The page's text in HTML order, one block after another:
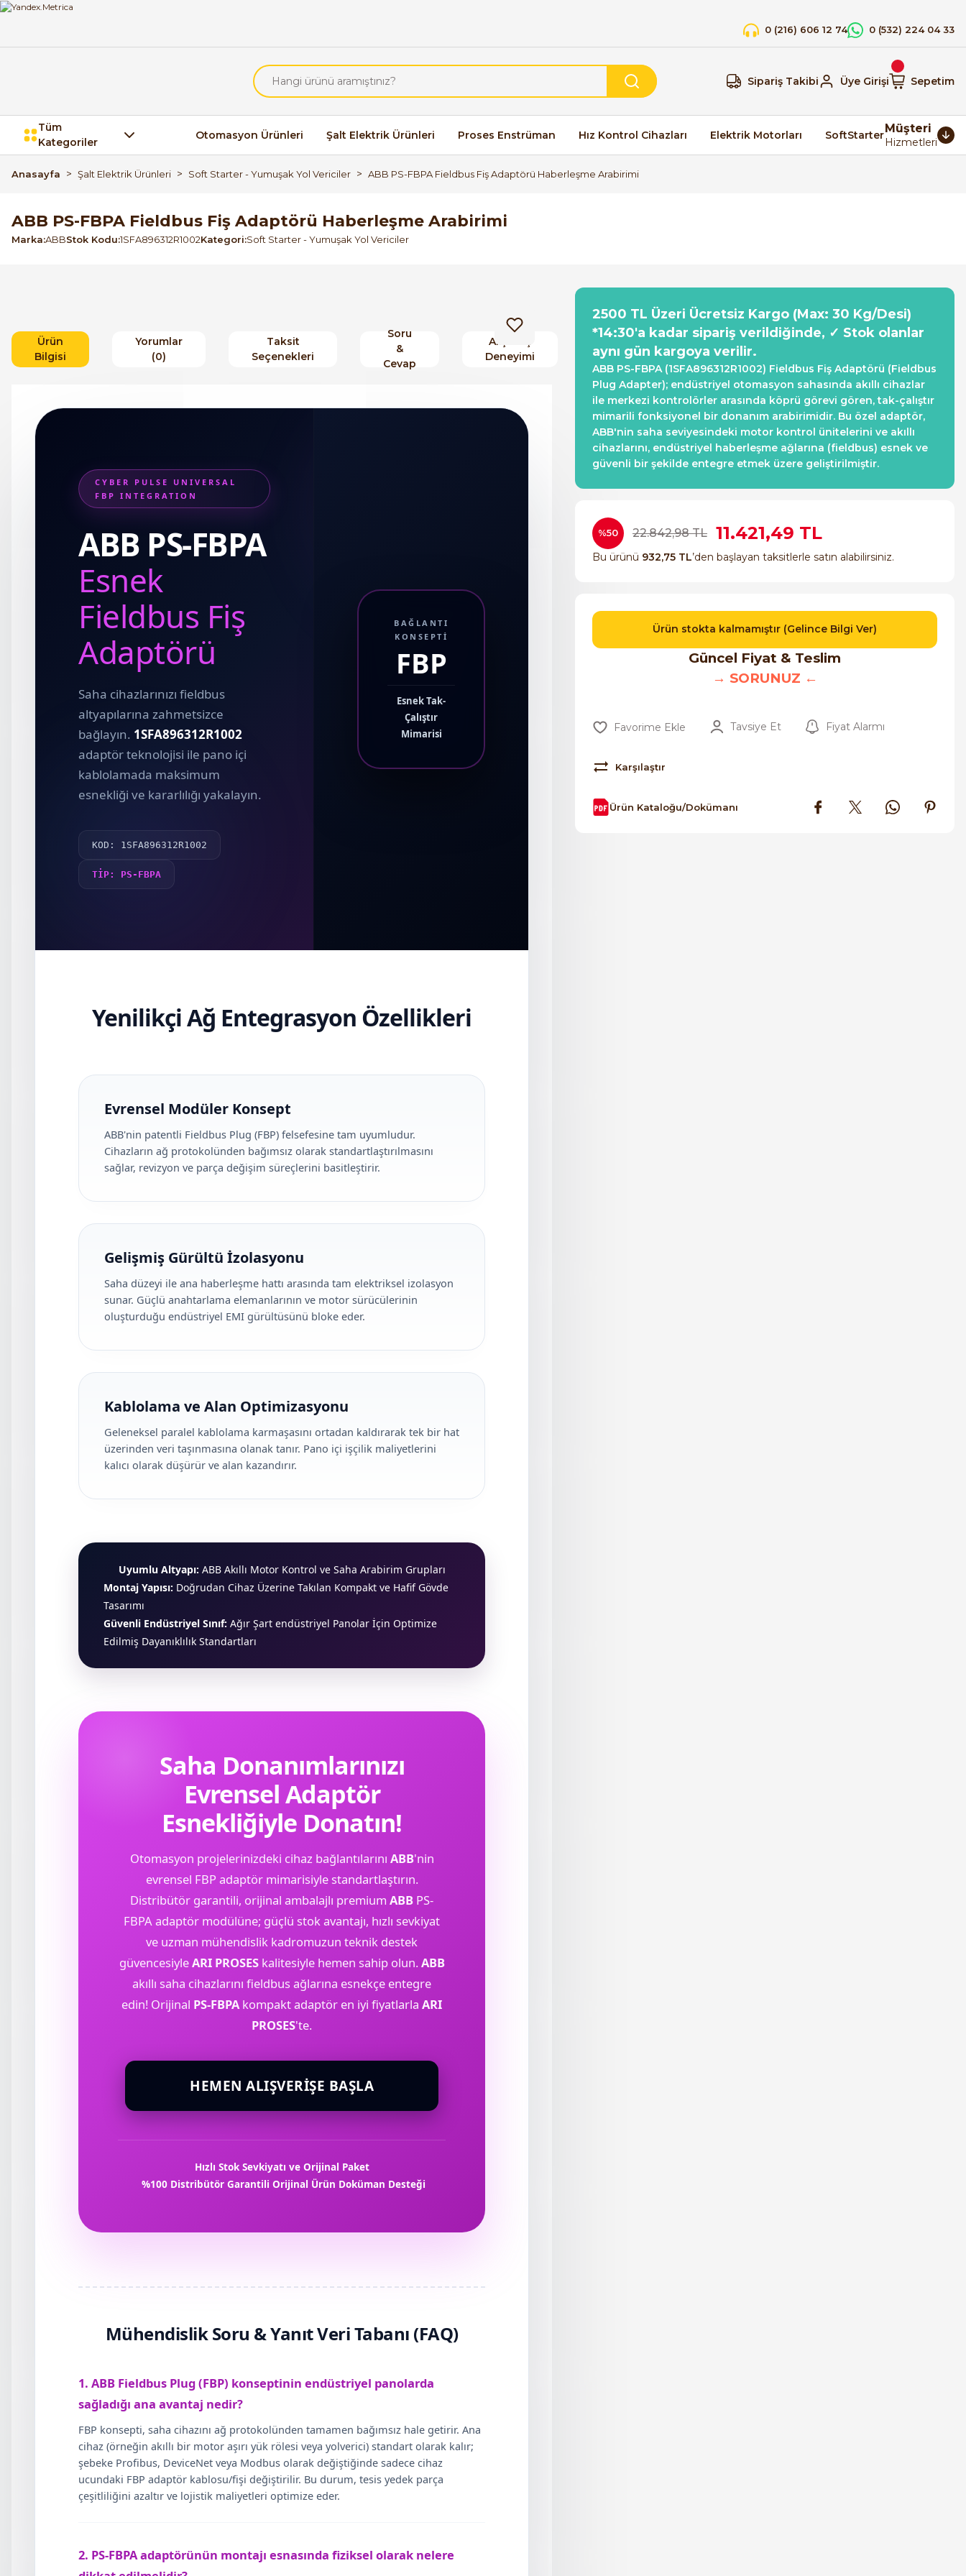
0 (216) 606 12 74 0 (532) 224 04 33
Sipariş Takibi Üye Girişi Sepetim
Tüm
Kategoriler
Otomasyon Ürünleri Şalt Elektrik Ürünleri Proses Enstrüman Hız Kontrol Cihazları Elektrik Motorları SoftStarterMüşteri
Hizmetleri
Anasayfa Şalt Elektrik Ürünleri Soft Starter - Yumuşak Yol Vericiler ABB PS-FBPA Fieldbus Fiş Adaptörü Haberleşme Arabirimi
ABB PS-FBPA Fieldbus Fiş Adaptörü Haberleşme Arabirimi
Marka ABBStok Kodu 1SFA896312R1002Kategori Soft Starter - Yumuşak Yol Vericiler
Ürün
Bilgisi
Yorumlar
(0)
Taksit
Seçenekleri
Soru
&
Cevap
Alışveriş
Deneyimi
CYBER PULSE UNIVERSAL
FBP INTEGRATION
ABB PS-FBPA
Esnek
Fieldbus Fiş
Adaptörü
Saha cihazlarınızı fieldbus
altyapılarına zahmetsizce
bağlayın. 1SFA896312R1002
adaptör teknolojisi ile pano içi
kablolamada maksimum
esnekliği ve kararlılığı yakalayın.
KOD: 1SFA896312R1002
TİP: PS-FBPA
BAĞLANTI
KONSEPTI
FBP
Esnek Tak-
Çalıştır
Mimarisi
Yenilikçi Ağ Entegrasyon Özellikleri
Evrensel Modüler Konsept
ABB'nin patentli Fieldbus Plug (FBP) felsefesine tam uyumludur.
Cihazların ağ protokolünden bağımsız olarak standartlaştırılmasını
sağlar, revizyon ve parça değişim süreçlerini basitleştirir.
Gelişmiş Gürültü İzolasyonu
Saha düzeyi ile ana haberleşme hattı arasında tam elektriksel izolasyon
sunar. Güçlü anahtarlama elemanlarının ve motor sürücülerinin
oluşturduğu endüstriyel EMI gürültüsünü bloke eder.
Kablolama ve Alan Optimizasyonu
Geleneksel paralel kablolama karmaşasını ortadan kaldırarak tek bir hat
üzerinden veri taşınmasına olanak tanır. Pano içi işçilik maliyetlerini
kalıcı olarak düşürür ve alan kazandırır.
Uyumlu Altyapı: ABB Akıllı Motor Kontrol ve Saha Arabirim Grupları
Montaj Yapısı: Doğrudan Cihaz Üzerine Takılan Kompakt ve Hafif Gövde
Tasarımı
Güvenli Endüstriyel Sınıf: Ağır Şart endüstriyel Panolar İçin Optimize
Edilmiş Dayanıklılık Standartları
Saha Donanımlarınızı
Evrensel Adaptör
Esnekliğiyle Donatın!
Otomasyon projelerinizdeki cihaz bağlantılarını ABB'nin
evrensel FBP adaptör mimarisiyle standartlaştırın.
Distribütör garantili, orijinal ambalajlı premium ABB PS-
FBPA adaptör modülüne; güçlü stok avantajı, hızlı sevkiyat
ve uzman mühendislik kadromuzun teknik destek
güvencesiyleARI PROSESkalitesiyle hemen sahip olun.ABB
akıllı saha cihazlarını fieldbus ağlarına esnekçe entegre
edin! Orijinal PS-FBPAkompakt adaptör en iyi fiyatlarla ARI
PROSES'te.
HEMEN ALIŞVERIŞE BAŞLA
Hızlı Stok Sevkiyatı ve Orijinal Paket
%100 Distribütör Garantili Orijinal Ürün Doküman Desteği
Mühendislik Soru & Yanıt Veri Tabanı (FAQ)
1. ABB Fieldbus Plug (FBP) konseptinin endüstriyel panolarda
sağladığı ana avantaj nedir?
FBP konsepti, saha cihazını ağ protokolünden tamamen bağımsız hale getirir. Ana
cihaz (örneğin akıllı bir motor aşırı yük rölesi veya yolverici) standart olarak kalır;
şebeke Profibus, DeviceNet veya Modbus olarak değiştiğinde sadece cihaz
ucundaki FBP adaptör kablosu/fişi değiştirilir. Bu durum, tesis yedek parça
çeşitliliğini azaltır ve lojistik maliyetleri optimize eder.
2. PS-FBPA adaptörünün montajı esnasında fiziksel olarak nelere
2500 TL Üzeri Ücretsiz Kargo (Max: 30 Kg/Desi)
*14:30'a kadar sipariş verildiğinde, ✓ Stok olanlar
aynı gün kargoya verilir.
ABB PS-FBPA (1SFA896312R1002) Fieldbus Fiş Adaptörü (Fieldbus
Plug Adapter); endüstriyel otomasyon sahasında akıllı cihazlar
ile merkezi kontrolörler arasında köprü görevi gören, tak-çalıştır
mimarili fonksiyonel bir donanım arabirimidir. Bu özel adaptör,
ABB'nin saha seviyesindeki motor kontrol ünitelerini ve akıllı
cihazlarını, endüstriyel haberleşme ağlarına (fieldbus) esnek ve
güvenli bir şekilde entegre etmek üzere geliştirilmiştir.
%50 22.842,98 TL 11.421,49 TL
Bu ürünü 932,75 TL’den başlayan taksitlerle satın alabilirsiniz.
Ürün stokta kalmamıştır (Gelince Bilgi Ver)
Güncel Fiyat & Teslim
→ SORUNUZ ←
Tavsiye Et Fiyat Alarmı
Karşılaştır
Ürün Kataloğu/Dokümanı